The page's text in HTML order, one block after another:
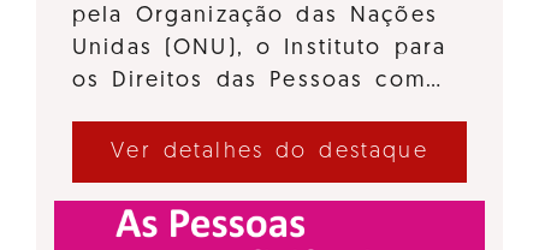
pela Organização das Nações
Unidas (ONU), o Instituto para
os Direitos das Pessoas com…
Ver detalhes do destaque